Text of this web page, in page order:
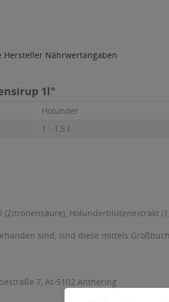
Hersteller Nährwertangaben
1l"
Holunder
1 - 1,5 l
(Zitronensäure), Holunderblütenextrakt
sind, sind diese mittels
7, At-5102 Anthering